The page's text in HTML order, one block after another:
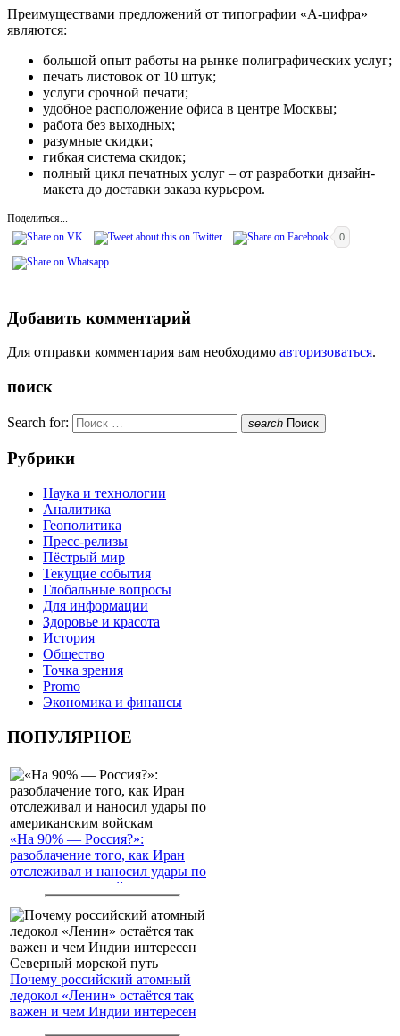
Преимуществами предложений от типографии «А-цифра»
являются:
большой опыт работы на рынке полиграфических услуг;
печать листовок от 10 штук;
услуги срочной печати;
удобное расположение офиса в центре Москвы;
работа без выходных;
разумные скидки;
гибкая система скидок;
полный цикл печатных услуг – от разработки дизайн-
макета до доставки заказа курьером.
Поделиться...
0
Добавить комментарий
Для отправки комментария вам необходимо авторизоваться.
поиск
Search for: search Поиск
Рубрики
Наука и технологии
Аналитика
Геополитика
Пресс-релизы
Пёстрый мир
Текущие события
Глобальные вопросы
Для информации
Здоровье и красота
История
Общество
Точка зрения
Promo
Экономика и финансы
ПОПУЛЯРНОЕ
«На 90% — Россия?»:
разоблачение того, как Иран
отслеживал и наносил удары по
американским войскам
Почему российский атомный
ледокол «Ленин» остаётся так
важен и чем Индии интересен
Северный морской путь